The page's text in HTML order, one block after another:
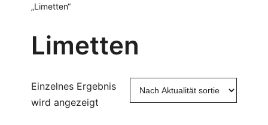
„Limetten“
Limetten
Einzelnes Ergebnis
wird angezeigt